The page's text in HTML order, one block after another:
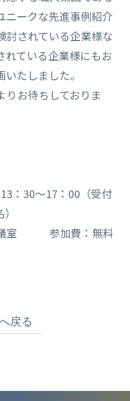
ニークな先進事例紹介
討されている企業様な
れている企業様にもお
たしました。
りお待ちしておりま
：30～17：00（受付
議室 参加費：無料
戻る